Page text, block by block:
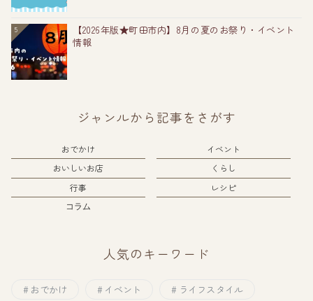
5
【2026年版★町田市内】8月の夏のお祭り・イベント
情報
ジャンルから記事をさがす
おでかけ
イベント
おいしいお店
くらし
行事
レシピ
コラム
人気のキーワード
おでかけ イベント
ライフスタイル